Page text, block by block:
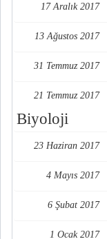
17 Aralık 2017
13 Ağustos 2017
31 Temmuz 2017
21 Temmuz 2017
Biyoloji
23 Haziran 2017
4 Mayıs 2017
6 Şubat 2017
1 Ocak 2017